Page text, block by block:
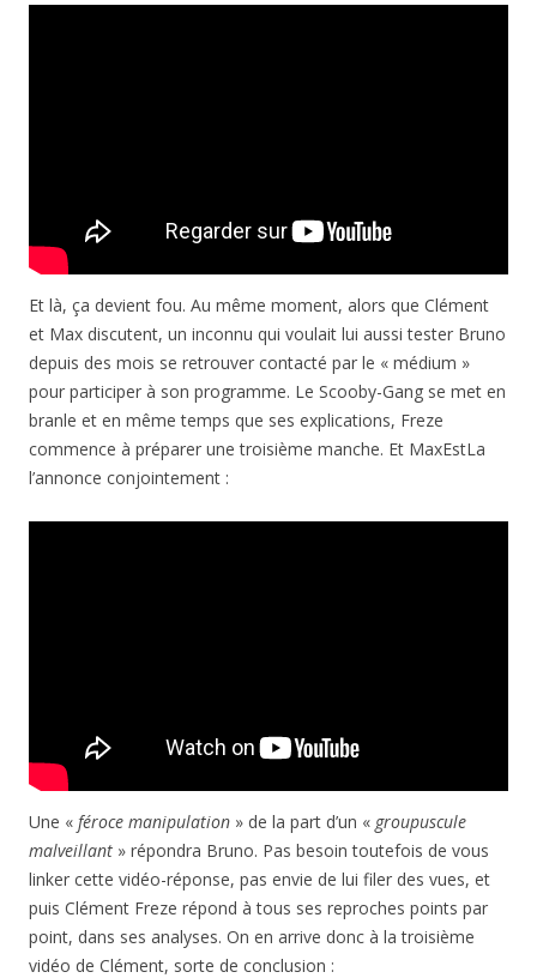
Et là, ça devient fou. Au même moment, alors que Clément
et Max discutent, un inconnu qui voulait lui aussi tester Bruno
depuis des mois se retrouver contacté par le « médium »
pour participer à son programme. Le Scooby-Gang se met en
branle et en même temps que ses explications, Freze
commence à préparer une troisième manche. Et MaxEstLa
l’annonce conjointement :
Une « féroce manipulation » de la part d’un « groupuscule
malveillant » répondra Bruno. Pas besoin toutefois de vous
linker cette vidéo-réponse, pas envie de lui filer des vues, et
puis Clément Freze répond à tous ses reproches points par
point, dans ses analyses. On en arrive donc à la troisième
vidéo de Clément, sorte de conclusion :